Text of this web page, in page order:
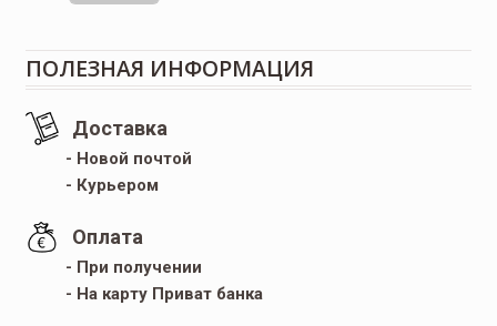
ПОЛЕЗНАЯ ИНФОРМАЦИЯ
Доставка
- Новой почтой
- Курьером
Оплата
- При получении
- На карту Приват банка